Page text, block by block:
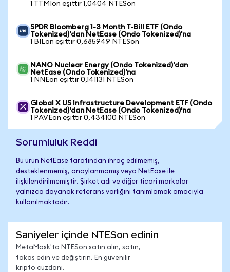
1 TTMIon eşittir 1,0404 NTESon
SPDR Bloomberg 1-3 Month T-Bill ETF (Ondo
Tokenized)'dan NetEase (Ondo Tokenized)'na
1 BILon eşittir 0,685949 NTESon
NANO Nuclear Energy (Ondo Tokenized)'dan
NetEase (Ondo Tokenized)'na
1 NNEon eşittir 0,141131 NTESon
Global X US Infrastructure Development ETF (Ondo
Tokenized)'dan NetEase (Ondo Tokenized)'na
1 PAVEon eşittir 0,434100 NTESon
Sorumluluk Reddi
Bu ürün NetEase tarafından ihraç edilmemiş,
desteklenmemiş, onaylanmamış veya NetEase ile
ilişkilendirilmemiştir. Şirket adı ve diğer ticari markalar
yalnızca dayanak referans varlığını tanımlamak amacıyla
kullanılmaktadır.
Saniyeler içinde NTESon edinin
MetaMask'ta NTESon satın alın, satın,
takas edin ve değiştirin. En güvenilir
kripto cüzdanı.